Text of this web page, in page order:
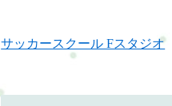
サッカースクール Fスタジオ